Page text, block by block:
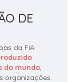
DE
da FIA
do mundo,
organizações.